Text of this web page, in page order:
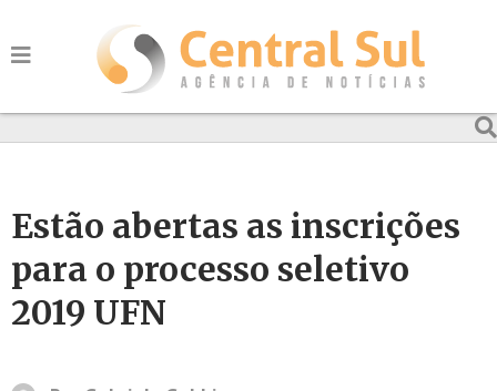
Estão abertas as inscrições
para o processo seletivo
2019 UFN